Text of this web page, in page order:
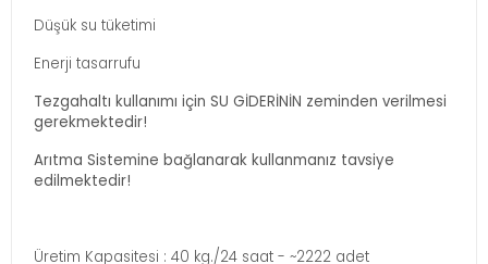
Düşük su tüketimi
Enerji tasarrufu
Tezgahaltı kullanımı için SU GİDERİNİN zeminden verilmesi
gerekmektedir!
Arıtma Sistemine bağlanarak kullanmanız tavsiye
edilmektedir!
Üretim Kapasitesi : 40 kg./24 saat - ~2222 adet